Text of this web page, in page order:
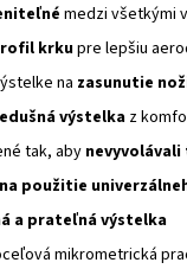
medzi všetkými
krkupre lepšiu
na zasunutie
výstelka z
tak, aby
použitie
a prateľná výstelka
mikrometrická